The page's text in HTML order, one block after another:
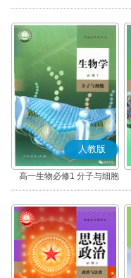
人教版
高一生物必修1 分子与细胞